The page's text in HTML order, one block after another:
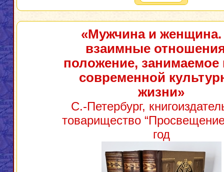
«Мужчина и
взаимные
положение, занимаемое
современной
жизни»
С.-Петербург,
товарищество
год